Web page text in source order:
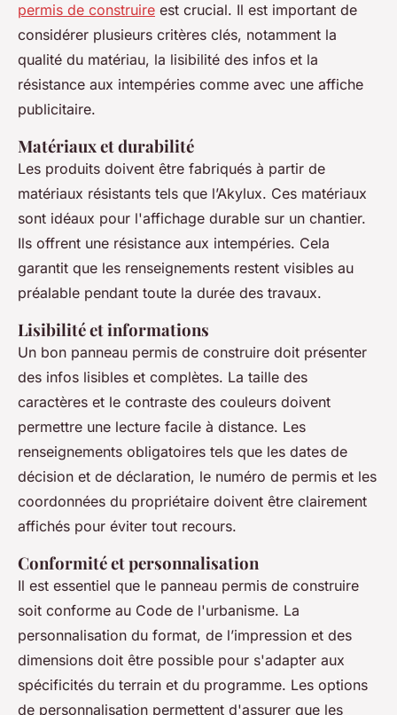
permis de construire est crucial. Il est important de
considérer plusieurs critères clés, notamment la
qualité du matériau, la lisibilité des infos et la
résistance aux intempéries comme avec une affiche
publicitaire.
Matériaux et durabilité
Les produits doivent être fabriqués à partir de
matériaux résistants tels que l’Akylux. Ces matériaux
sont idéaux pour l'affichage durable sur un chantier.
Ils offrent une résistance aux intempéries. Cela
garantit que les renseignements restent visibles au
préalable pendant toute la durée des travaux.
Lisibilité et informations
Un bon panneau permis de construire doit présenter
des infos lisibles et complètes. La taille des
caractères et le contraste des couleurs doivent
permettre une lecture facile à distance. Les
renseignements obligatoires tels que les dates de
décision et de déclaration, le numéro de permis et les
coordonnées du propriétaire doivent être clairement
affichés pour éviter tout recours.
Conformité et personnalisation
Il est essentiel que le panneau permis de construire
soit conforme au Code de l'urbanisme. La
personnalisation du format, de l’impression et des
dimensions doit être possible pour s'adapter aux
spécificités du terrain et du programme. Les options
de personnalisation permettent d'assurer que les